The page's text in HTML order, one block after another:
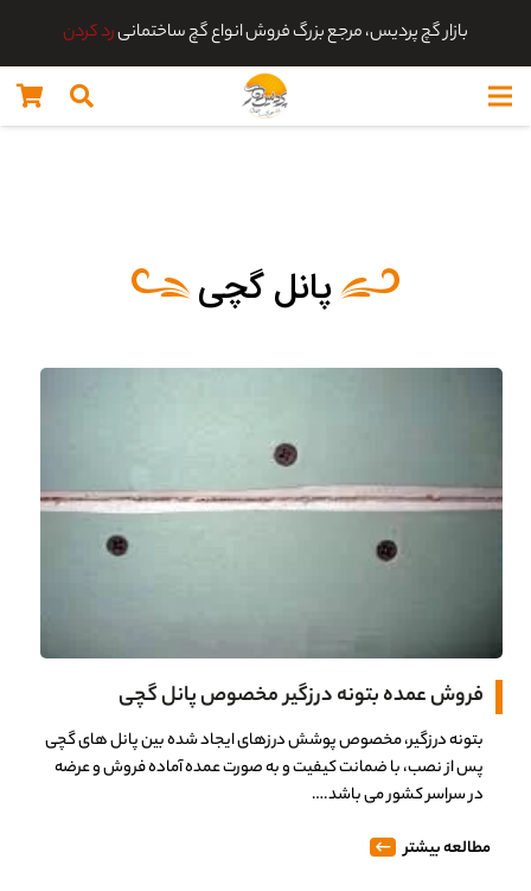
بازار گچ پردیس، مرجع بزرگ فروش انواع گچ ساختمانیرد کردن
پانل گچی
فروش عمده بتونه درزگیر مخصوص پانل گچی
بتونه درزگیر، مخصوص پوشش درزهای ایجاد شده بین پانل های گچی
پس از نصب، با ضمانت کیفیت و به صورت عمده آماده فروش و عرضه
در سراسر کشور می باشد.…
مطالعه بیشتر